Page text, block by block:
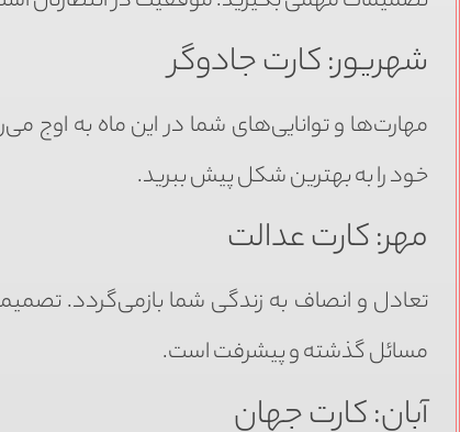
شهریور: کارت جادوگر
مهارت‌ها و توانایی‌های شما در این ماه به اوج
خود را به بهترین شکل پیش ببرید.
مهر: کارت عدالت
تعادل و انصاف به زندگی شما بازمی‌گردد.
مسائل گذشته و پیشرفت است.
آبان: کارت جهان